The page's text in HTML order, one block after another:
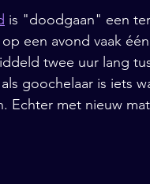
is "doodgaan" een
een avond vaak
twee uur lang
goochelaar is iets
Echter met nieuw